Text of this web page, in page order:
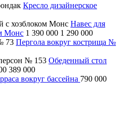
Кресло дизайнерское
Навес для
Монс 1 390 000 1 290 000
Пергола вокруг кострища №
Обеденный стол
389 000
вокруг бассейна 790 000